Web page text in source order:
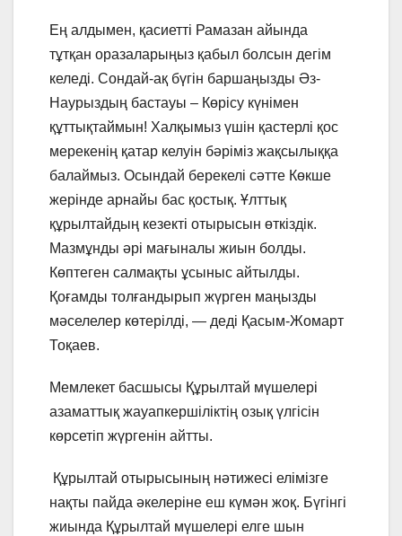
Ең алдымен, қасиетті Рамазан айында
тұтқан оразаларыңыз қабыл болсын дегім
келеді. Сондай-ақ бүгін баршаңызды Әз-
Наурыздың бастауы – Көрісу күнімен
құттықтаймын! Халқымыз үшін қастерлі қос
мерекенің қатар келуін бәріміз жақсылыққа
балаймыз. Осындай берекелі сәтте Көкше
жерінде арнайы бас қостық. Ұлттық
құрылтайдың кезекті отырысын өткіздік.
Мазмұнды әрі мағыналы жиын болды.
Көптеген салмақты ұсыныс айтылды.
Қоғамды толғандырып жүрген маңызды
мәселелер көтерілді, — деді Қасым-Жомарт
Тоқаев.
Мемлекет басшысы Құрылтай мүшелері
азаматтық жауапкершіліктің озық үлгісін
көрсетіп жүргенін айтты.
Құрылтай отырысының нәтижесі елімізге
нақты пайда әкелеріне еш күмән жоқ. Бүгінгі
жиында Құрылтай мүшелері елге шын